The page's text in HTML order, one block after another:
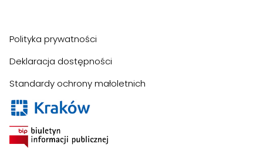
Polityka prywatności
Deklaracja dostępności
Standardy ochrony małoletnich